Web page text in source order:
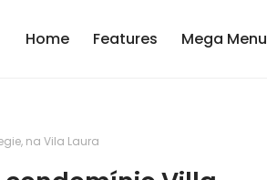
Home Features Mega Menu
na Vila Laura